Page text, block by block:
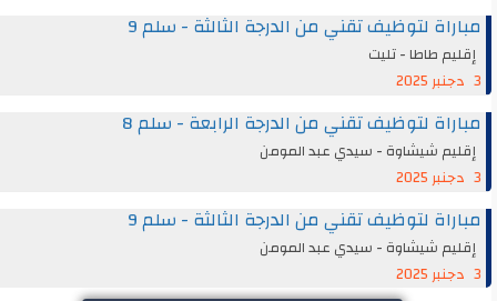
مباراة لتوظيف تقني من الدرجة الثالثة - سلم 9
إقليم طاطا - تليت
مباراة لتوظيف تقني من الدرجة الرابعة - سلم 8
إقليم شيشاوة - سيدي عبد المومن
مباراة لتوظيف تقني من الدرجة الثالثة - سلم 9
إقليم شيشاوة - سيدي عبد المومن